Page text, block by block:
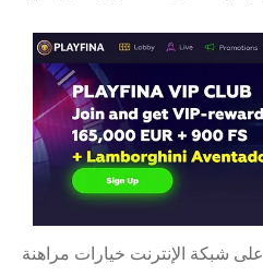
على شبكة الإنترنت خيارات مراهنة